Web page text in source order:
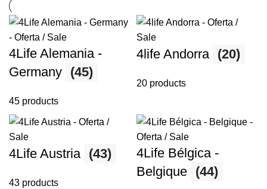
4Life Alemania -
Germany (45)
45 products
4life Andorra (20)
20 products
4Life Austria (43)
43 products
4Life Bélgica -
Belgique (44)